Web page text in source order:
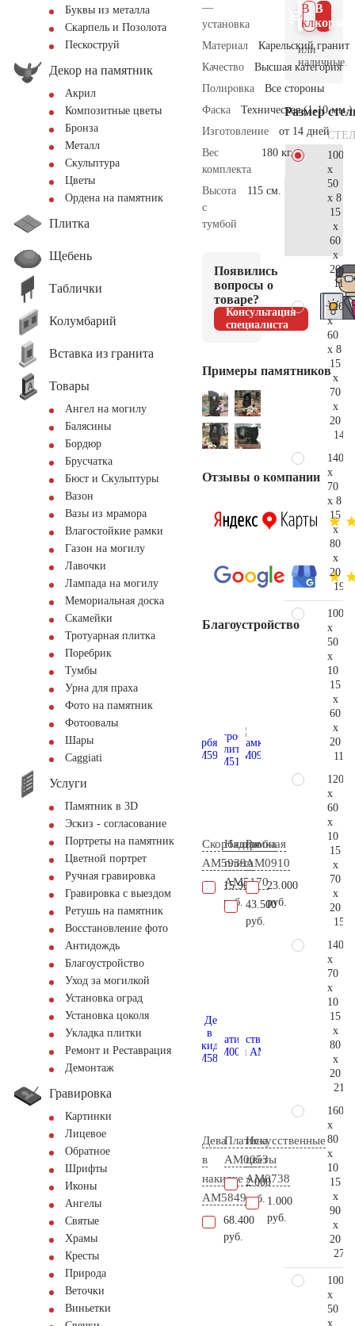
Буквы из металла
Скарпель и Позолота
Пескоструй
Декор на памятник
Акрил
Композитные цветы
Бронза
Металл
Скульптура
Цветы
Ордена на памятник
Плитка
Щебень
Таблички
Колумбарий
Вставка из гранита
Товары
Ангел на могилу
Балясины
Бордюр
Брусчатка
Бюст и Скульптуры
Вазон
Вазы из мрамора
Влагостойкие рамки
Газон на могилу
Лавочки
Лампада на могилу
Мемориальная доска
Скамейки
Тротуарная плитка
Поребрик
Тумбы
Урна для праха
Фото на памятник
Фотоовалы
Шары
Сaggiati
Услуги
Памятник в 3D
Эскиз - согласование
Портреты на памятник
Цветной портрет
Ручная гравировка
Гравировка с выездом
Ретушь на памятник
Восстановление фото
Антидождь
Благоустройство
Уход за могилкой
Установка оград
Установка цоколя
Укладка плитки
Ремонт и Реставрация
Демонтаж
Гравировка
Картинки
Лицевое
Обратное
Шрифты
Иконы
Ангелы
Святые
Храмы
Кресты
Природа
Веточки
Виньетки
—
установка
Материал
Карельский гранит
Качество
Высшая категория
Полировка
Все стороны
Фаска
Техническая (1-10 мм.)
Изготовление
от 14 дней
Вес
комплекта
180 кг.
Высота
с
тумбой
115 см.
Появились
вопросы о
товаре?
Консультация
специалиста
Примеры памятников
Отзывы о компании
Благоустройство
Скорбящая
AM5939
15.900
руб.
Надгробная
плита
AM5170
43.500
руб.
Рамка
AM0910
23.000
руб.
Дева
в
накидке
AM5849
68.400
руб.
Платина
AM0053
2.000
руб.
Искусственные
цветы
AM0738
1.000
руб.
В
В 1
клик
или
наличные.
Размер
100
x
50
x 8
15
x
60
x
20
120
x
60
x 8
15
x
70
x
20
140
x
70
x 8
15
x
80
x
20
100
x
50
x
10
15
x
60
x
20
120
x
60
x
10
15
x
70
x
20
140
x
70
x
10
15
x
80
x
20
160
x
80
x
10
15
x
90
x
20
100
x
50
x